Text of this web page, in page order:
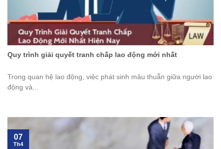
Quy trình giải quyết tranh chấp lao động mới nhất
Trong quan hệ lao động, việc phát sinh mâu thuẫn giữa người lao
động và...
07
Th4